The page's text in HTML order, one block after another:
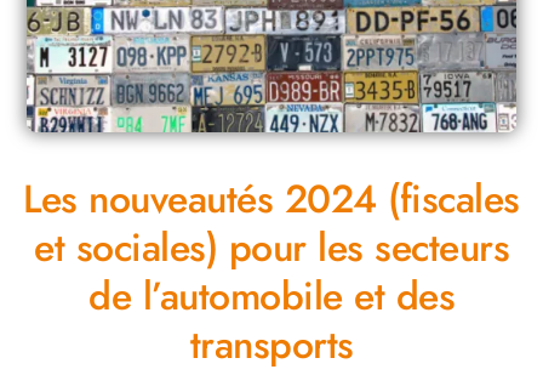
Les nouveautés 2024 (fiscales
et sociales) pour les secteurs
de l’automobile et des
transports